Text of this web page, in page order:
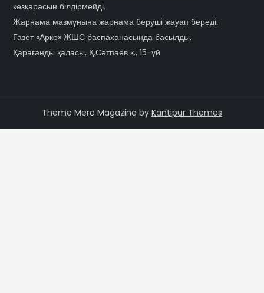
көзқарасын білдірмейді.
Жарнама мазмұнына жарнама беруші жауап береді.
Газет «Арко» ЖШС баспаханасында басылды.
Қарағанды қаласы, Қ.Сәтпаев к., 15-үй
Theme Mero Magazine by Kantipur Themes